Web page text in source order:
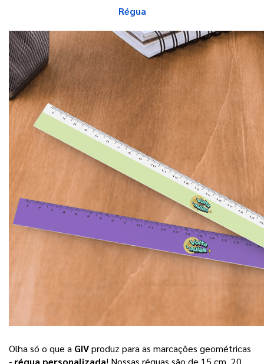
Régua
Olha só o que a GIV produz para as marcações geométricas
- régua personalizada! Nossas réguas são de 15 cm, 20